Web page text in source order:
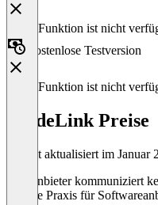
Diese Funktion ist nicht
Kostenlose Testversion
Diese Funktion ist nicht
TradeLink Preise
Zuletzt aktualisiert im Januar
Der Anbieter kommuniziert
übliche Praxis für